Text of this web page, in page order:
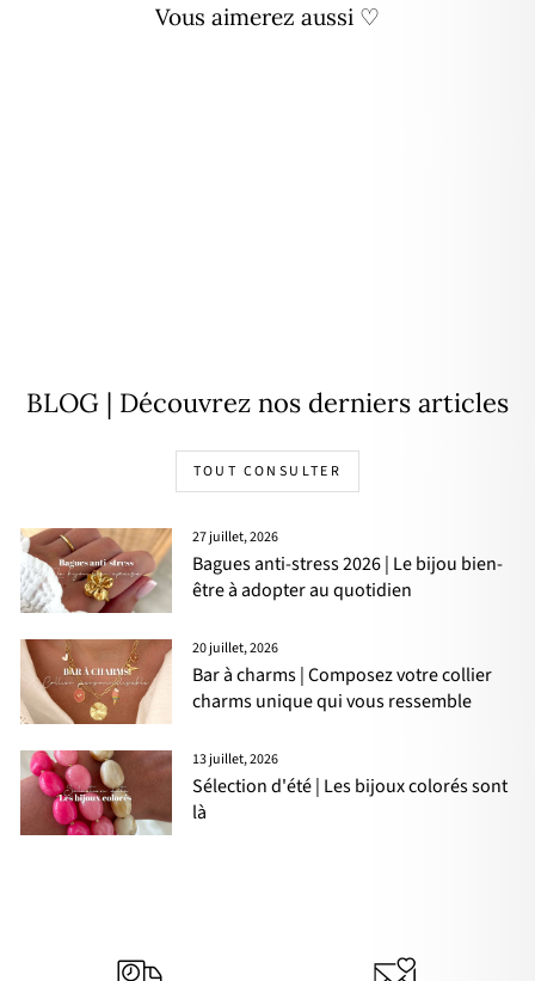
Vous aimerez aussi ♡
BLOG | Découvrez nos derniers articles
TOUT CONSULTER
27 juillet, 2026
Bagues anti-stress 2026 | Le bijou bien-
être à adopter au quotidien
20 juillet, 2026
Bar à charms | Composez votre collier
charms unique qui vous ressemble
13 juillet, 2026
Sélection d'été | Les bijoux colorés sont
là